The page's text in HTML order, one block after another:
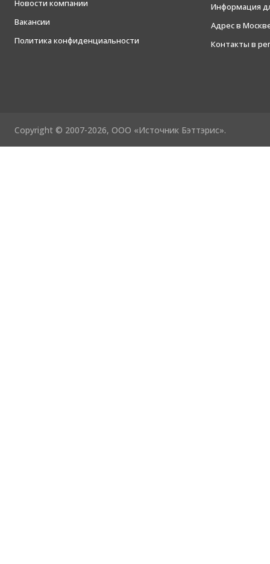
Новости компании
Вакансии
Политика конфиденциальности
Информация
Адрес в
Контакты в
Copyright © 2007-2026, ООО «Источник Бэттэрис».